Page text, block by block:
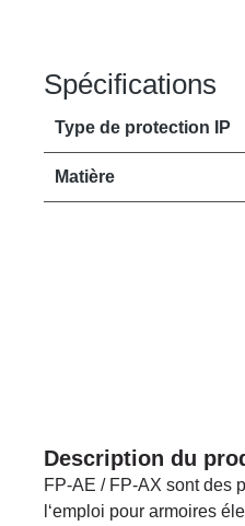
Spécifications
Type de protection IP
Matière
Description du
FP-AE / FP-AX sont des
l‘emploi pour armoires